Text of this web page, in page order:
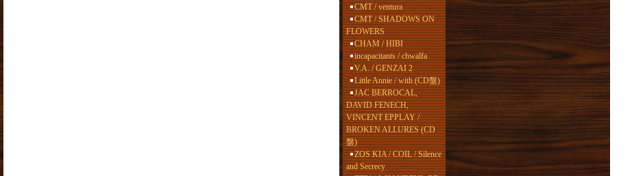
CMT / ventura
CMT / SHADOWS ON
FLOWERS
CHAM / HIBI
incapacitants / chwalfa
V.A. / GENZAI 2
Little Annie / with (CD盤)
JAC BERROCAL,
DAVID FENECH,
VINCENT EPPLAY /
BROKEN ALLURES (CD
盤)
ZOS KIA / COIL / Silence
and Secrecy